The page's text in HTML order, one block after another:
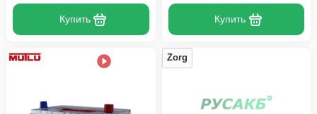
Купить Купить
Zorg